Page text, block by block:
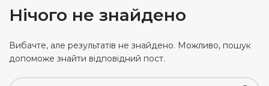
Нічого не знайдено
Вибачте, але результатів не знайдено. Можливо, пошук
допоможе знайти відповідний пост.